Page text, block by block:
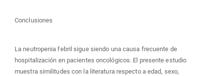
Conclusiones
La neutropenia febril sigue siendo una causa frecuente de
hospitalización en pacientes oncológicos. El presente estudio
muestra similitudes con la literatura respecto a edad, sexo,